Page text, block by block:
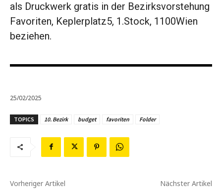
als Druckwerk gratis in der Bezirksvorstehung
Favoriten, Keplerplatz5, 1.Stock, 1100Wien
beziehen.
25/02/2025
TOPICS 10. Bezirk budget favoriten Folder
Vorheriger Artikel Nächster Artikel